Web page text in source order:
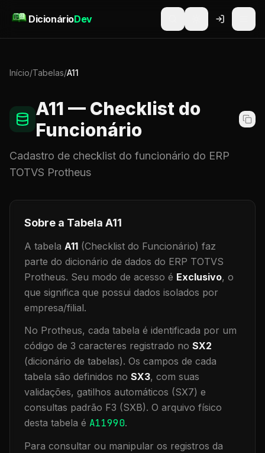
DicionárioDev
Início/Tabelas/A11
A11 — Checklist do
Funcionário
Cadastro de checklist do funcionário do ERP
TOTVS Protheus
Sobre a Tabela A11
A tabela A11 (Checklist do Funcionário) faz
parte do dicionário de dados do ERP TOTVS
Protheus. Seu modo de acesso é Exclusivo, o
que significa que possui dados isolados por
empresa/filial.
No Protheus, cada tabela é identificada por um
código de 3 caracteres registrado no SX2
(dicionário de tabelas). Os campos de cada
tabela são definidos no SX3, com suas
validações, gatilhos automáticos (SX7) e
consultas padrão F3 (SXB). O arquivo físico
desta tabela é A11990.
Para consultar ou manipular os registros da